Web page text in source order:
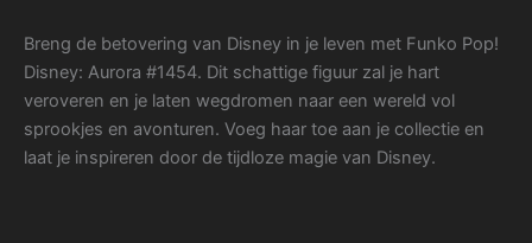
Breng de betovering van Disney in je leven met Funko Pop!
Disney: Aurora #1454. Dit schattige figuur zal je hart
veroveren en je laten wegdromen naar een wereld vol
sprookjes en avonturen. Voeg haar toe aan je collectie en
laat je inspireren door de tijdloze magie van Disney.